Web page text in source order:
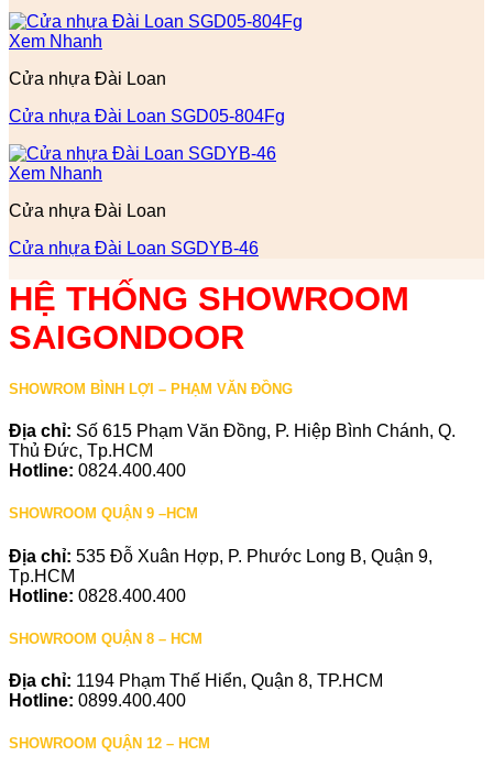
Xem Nhanh
Cửa nhựa Đài Loan
Cửa nhựa Đài Loan SGD05-804Fg
Xem Nhanh
Cửa nhựa Đài Loan
Cửa nhựa Đài Loan SGDYB-46
HỆ THỐNG SHOWROOM
SAIGONDOOR
SHOWROM BÌNH LỢI – PHẠM VĂN ĐỒNG
Địa chỉ: Số 615 Phạm Văn Đồng, P. Hiệp Bình Chánh, Q.
Thủ Đức, Tp.HCM
Hotline: 0824.400.400
SHOWROOM QUẬN 9 –HCM
Địa chỉ: 535 Đỗ Xuân Hợp, P. Phước Long B, Quận 9,
Tp.HCM
Hotline: 0828.400.400
SHOWROOM QUẬN 8 – HCM
Địa chỉ: 1194 Phạm Thế Hiển, Quận 8, TP.HCM
Hotline: 0899.400.400
SHOWROOM QUẬN 12 – HCM